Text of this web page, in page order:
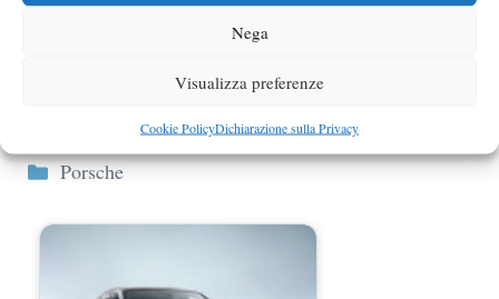
Nega
Visualizza preferenze
Cookie PolicyDichiarazione sulla Privacy
Porsche Cayenne GTS Design Edition 3
Per chi desidera avere qualcosa di esclusivo e
Porsche Cayenne GTS Design ..
Categorie
Porsche